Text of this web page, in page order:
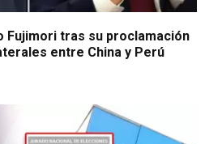
Fujimori tras su proclamación
entre China y Perú